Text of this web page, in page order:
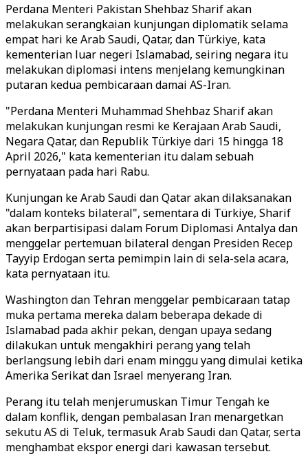
Perdana Menteri Pakistan Shehbaz Sharif akan
melakukan serangkaian kunjungan diplomatik selama
empat hari ke Arab Saudi, Qatar, dan Türkiye, kata
kementerian luar negeri Islamabad, seiring negara itu
melakukan diplomasi intens menjelang kemungkinan
putaran kedua pembicaraan damai AS-Iran.
"Perdana Menteri Muhammad Shehbaz Sharif akan
melakukan kunjungan resmi ke Kerajaan Arab Saudi,
Negara Qatar, dan Republik Türkiye dari 15 hingga 18
April 2026," kata kementerian itu dalam sebuah
pernyataan pada hari Rabu.
Kunjungan ke Arab Saudi dan Qatar akan dilaksanakan
"dalam konteks bilateral", sementara di Türkiye, Sharif
akan berpartisipasi dalam Forum Diplomasi Antalya dan
menggelar pertemuan bilateral dengan Presiden Recep
Tayyip Erdogan serta pemimpin lain di sela-sela acara,
kata pernyataan itu.
Washington dan Tehran menggelar pembicaraan tatap
muka pertama mereka dalam beberapa dekade di
Islamabad pada akhir pekan, dengan upaya sedang
dilakukan untuk mengakhiri perang yang telah
berlangsung lebih dari enam minggu yang dimulai ketika
Amerika Serikat dan Israel menyerang Iran.
Perang itu telah menjerumuskan Timur Tengah ke
dalam konflik, dengan pembalasan Iran menargetkan
sekutu AS di Teluk, termasuk Arab Saudi dan Qatar, serta
menghambat ekspor energi dari kawasan tersebut.